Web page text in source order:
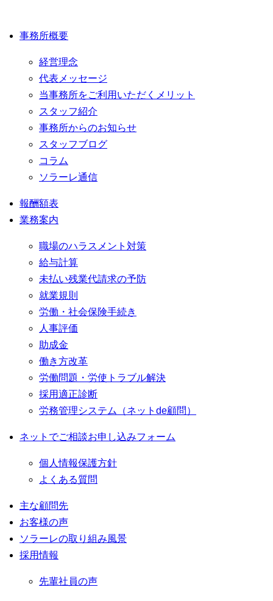
事務所概要
経営理念
代表メッセージ
当事務所をご利用いただくメリット
スタッフ紹介
事務所からのお知らせ
スタッフブログ
コラム
ソラーレ通信
報酬額表
業務案内
職場のハラスメント対策
給与計算
未払い残業代請求の予防
就業規則
労働・社会保険手続き
人事評価
助成金
働き方改革
労働問題・労使トラブル解決
採用適正診断
労務管理システム（ネットde顧問）
ネットでご相談お申し込みフォーム
個人情報保護方針
よくある質問
主な顧問先
お客様の声
ソラーレの取り組み風景
採用情報
先輩社員の声